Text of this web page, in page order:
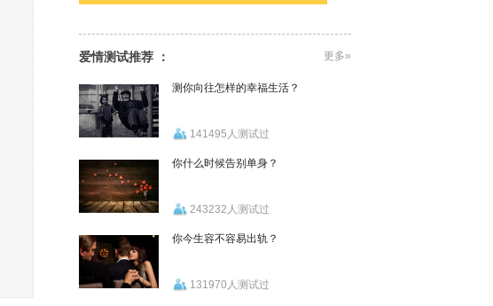
爱情测试推荐 ： 更多»
测你向往怎样的幸福生活？
141495人测试过
你什么时候告别单身？
243232人测试过
你今生容不容易出轨？
131970人测试过